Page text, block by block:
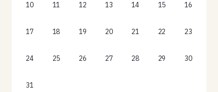
10 11 12 13 14 15 16
17 18 19 20 21 22 23
24 25 26 27 28 29 30
31